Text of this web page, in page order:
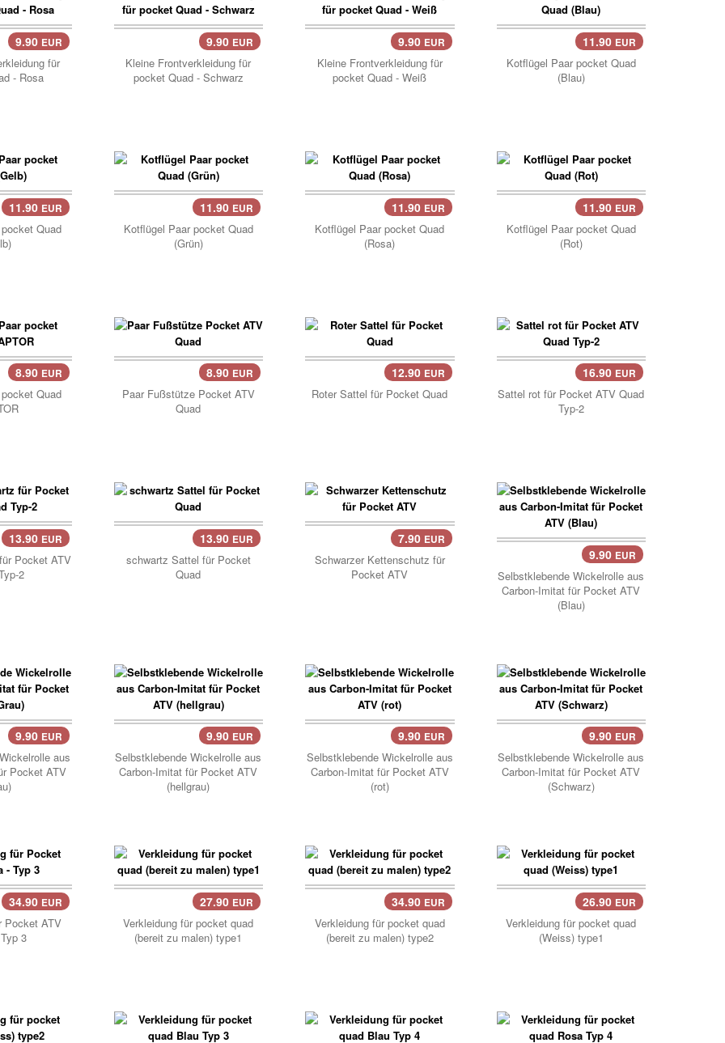
9.90 EUR
für
- Rosa
9.90 EUR
Kleine Frontverkleidung für
pocket Quad - Schwarz
9.90 EUR
Kleine Frontverkleidung für
pocket Quad - Weiß
11.90 EUR
Kotflügel Paar pocket Quad
(Blau)
11.90 EUR
Quad
11.90 EUR
Kotflügel Paar pocket Quad
(Grün)
11.90 EUR
Kotflügel Paar pocket Quad
(Rosa)
11.90 EUR
Kotflügel Paar pocket Quad
(Rot)
8.90 EUR
Quad
8.90 EUR
Paar Fußstütze Pocket ATV
Quad
12.90 EUR
Roter Sattel für Pocket Quad
16.90 EUR
Sattel rot für Pocket ATV Quad
Typ-2
13.90 EUR
Pocket ATV
2
13.90 EUR
schwartz Sattel für Pocket
Quad
7.90 EUR
Schwarzer Kettenschutz für
Pocket ATV
9.90 EUR
Selbstklebende Wickelrolle aus
Carbon-Imitat für Pocket ATV
(Blau)
9.90 EUR
aus
Pocket ATV
9.90 EUR
Selbstklebende Wickelrolle aus
Carbon-Imitat für Pocket ATV
(hellgrau)
9.90 EUR
Selbstklebende Wickelrolle aus
Carbon-Imitat für Pocket ATV
(rot)
9.90 EUR
Selbstklebende Wickelrolle aus
Carbon-Imitat für Pocket ATV
(Schwarz)
34.90 EUR
Pocket ATV
3
27.90 EUR
Verkleidung für pocket quad
(bereit zu malen) type1
34.90 EUR
Verkleidung für pocket quad
(bereit zu malen) type2
26.90 EUR
Verkleidung für pocket quad
(Weiss) type1